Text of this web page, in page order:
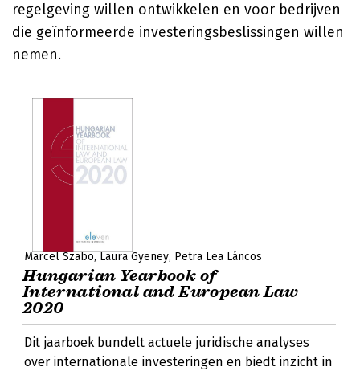
regelgeving willen ontwikkelen en voor bedrijven
die geïnformeerde investeringsbeslissingen willen
nemen.
Marcel Szabo Laura Gyeney Petra Lea Láncos
Hungarian Yearbook of
International and European Law
2020
Dit jaarboek bundelt actuele juridische analyses
over internationale investeringen en biedt inzicht in